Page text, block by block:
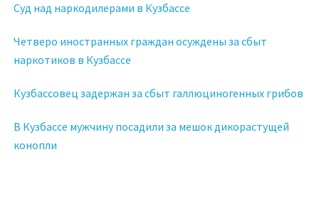
Суд над наркодилерами в Кузбассе
Четверо иностранных граждан осуждены за сбыт
наркотиков в Кузбассе
Кузбассовец задержан за сбыт галлюциногенных грибов
В Кузбассе мужчину посадили за мешок дикорастущей
конопли